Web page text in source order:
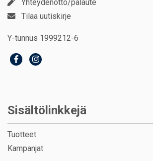
Yhteydenotto/palaute
Tilaa uutiskirje
Y-tunnus 1999212-6
Sisältölinkkejä
Tuotteet
Kampanjat